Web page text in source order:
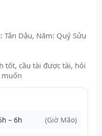
Tân Dậu, Năm: Quý Sửu
tốt, cầu tài được tài, hỏi
– 6h (Giờ Mão)